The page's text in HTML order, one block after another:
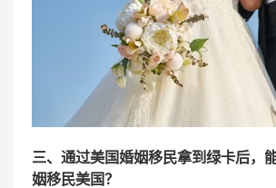
三、通过美国婚姻移民拿到绿卡后，
姻移民美国？